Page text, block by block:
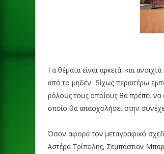
Τα θέματα είναι αρκετά, και
από το μηδέν δίχως περαιτέρω
ρόλους τους οποίους θα πρέπει να
οποίο θα απασχολήσει στην
Όσον αφορά τον μεταγραφικό
Αστέρα Τρίπολης, Σεμπάστιαν